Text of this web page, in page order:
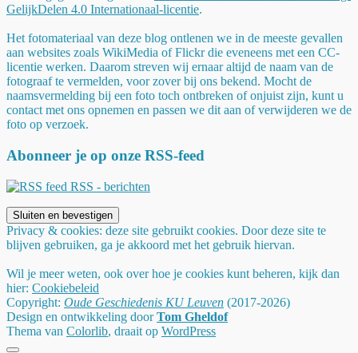
GelijkDelen 4.0 Internationaal-licentie.
Het fotomateriaal van deze blog ontlenen we in de meeste gevallen
aan websites zoals WikiMedia of Flickr die eveneens met een CC-
licentie werken. Daarom streven wij ernaar altijd de naam van de
fotograaf te vermelden, voor zover bij ons bekend. Mocht de
naamsvermelding bij een foto toch ontbreken of onjuist zijn, kunt u
contact met ons opnemen en passen we dit aan of verwijderen we de
foto op verzoek.
Abonneer je op onze RSS-feed
RSS - berichten
Privacy & cookies: deze site gebruikt cookies. Door deze site te
blijven gebruiken, ga je akkoord met het gebruik hiervan.
Wil je meer weten, ook over hoe je cookies kunt beheren, kijk dan
hier: Cookiebeleid
Copyright: Oude Geschiedenis KU Leuven (2017-2026)
Design en ontwikkeling doorTom Gheldof
Thema van Colorlib, draait op WordPress